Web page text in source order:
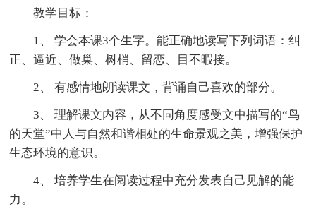
教学目标：
1、 学会本课3个生字。能正确地读写下列词语：纠
正、逼近、做巢、树梢、留恋、目不暇接。
2、 有感情地朗读课文，背诵自己喜欢的部分。
3、 理解课文内容，从不同角度感受文中描写的“鸟
的天堂”中人与自然和谐相处的生命景观之美，增强保护
生态环境的意识。
4、 培养学生在阅读过程中充分发表自己见解的能
力。